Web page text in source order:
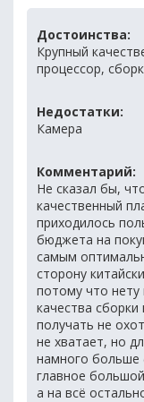
Достоинства:
Крупный
процессор,
Недостатки:
Камера
Комментарий:
Не сказал бы,
качественный
приходилось
бюджета на
самым
сторону
потому что нету
качества
получать не
не хватает, но
намного больше
главное
а на всё